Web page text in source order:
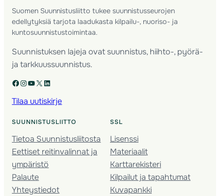
Suomen Suunnistusliitto tukee suunnistusseurojen
edellytyksiä tarjota laadukasta kilpailu-, nuoriso- ja
kuntosuunnistustoimintaa.
Suunnistuksen lajeja ovat suunnistus, hiihto-, pyörä-
ja tarkkuussuunnistus.
Facebook Instagram YouTube X LinkedIn
Tilaa uutiskirje
SUUNNISTUSLIITTO
Tietoa Suunnistusliitosta
Eettiset reitinvalinnat ja
ympäristö
Palaute
Yhteystiedot
SSL
Lisenssi
Materiaalit
Karttarekisteri
Kilpailut ja tapahtumat
Kuvapankki